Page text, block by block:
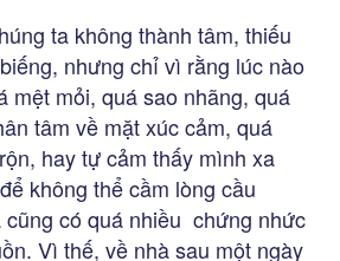
ta không thành tâm, thiếu
nhưng chỉ vì rằng lúc nào
mệt mỏi, quá sao nhãng, quá
tâm về mặt xúc cảm, quá
hay tự cảm thấy mình xa
không thể cầm lòng cầu
cũng có quá nhiều chứng nhức
Vì thế, về nhà sau một ngày